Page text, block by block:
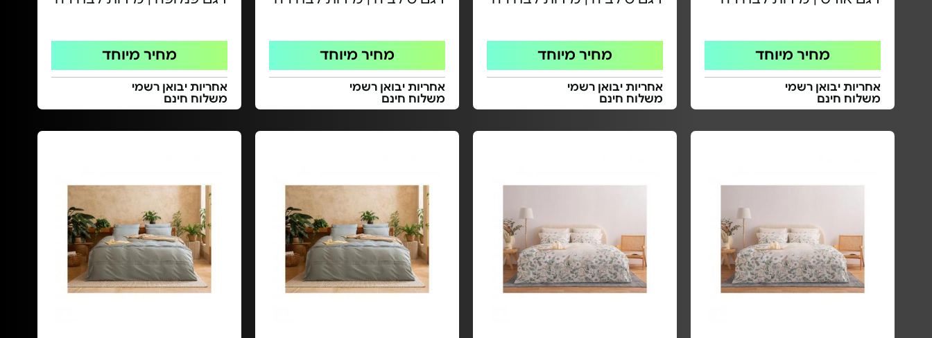
מחיר מיוחד
אחריות יבואן רשמי
משלוח חינם
מחיר מיוחד
אחריות יבואן רשמי
משלוח חינם
מחיר מיוחד
אחריות יבואן רשמי
משלוח חינם
מחיר מיוחד
אחריות יבואן רשמי
משלוח חינם